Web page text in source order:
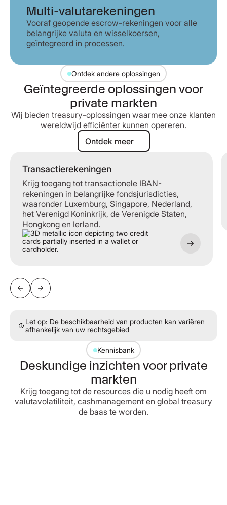
Multi-valutarekeningen
Vooraf geopende escrow-rekeningen voor alle
belangrijke valuta en wisselkoersen,
geïntegreerd in processen.
Ontdek andere oplossingen
Geïntegreerde oplossingen voor
private markten
Wij bieden treasury-oplossingen waarmee onze klanten
wereldwijd efficiënter kunnen opereren.
Ontdek meer
Ontdek meer
Transactierekeningen
Krijg toegang tot transactionele IBAN-
rekeningen in belangrijke fondsjurisdicties,
waaronder Luxemburg, Singapore, Nederland,
het Verenigd Koninkrijk, de Verenigde Staten,
Hongkong en Ierland.
Transactierekeningen
Let op: De beschikbaarheid van producten kan variëren
afhankelijk van uw rechtsgebied
Kennisbank
Deskundige inzichten voor private
markten
Krijg toegang tot de resources die u nodig heeft om
valutavolatiliteit, cashmanagement en global treasury
de baas te worden.